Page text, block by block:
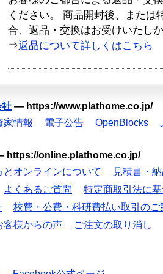
ください。 商品開封後、または
合、返品・交換はお受けいたし
⇒返品について詳しくはこちら
社 — https://www.plathome.co.jp/
家情報 電子公告 OpenBlocks
https://online.plathome.co.jp/
とオンラインについて
見積書・
よくあるご質問
特定商取引法に
校費・公費・科研費払い取引のご
客様からの声 ご注文の取り消し